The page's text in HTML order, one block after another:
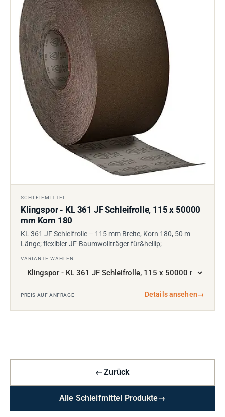
SCHLEIFMITTEL
Klingspor - KL 361 JF Schleifrolle, 115 x 50000
mm Korn 180
KL 361 JF Schleifrolle – 115 mm Breite, Korn 180, 50 m
Länge; flexibler JF-Baumwollträger für&hellip;
VARIANTE WÄHLEN
PREIS AUF ANFRAGE Details ansehen→
←Zurück
Alle Schleifmittel Produkte→